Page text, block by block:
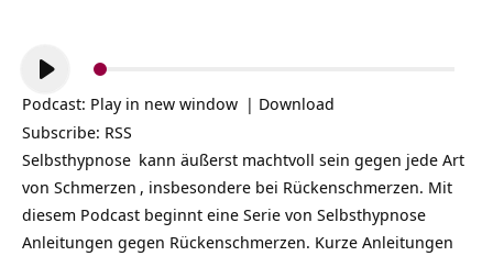
Audio-
Player
Podcast: Play in new window | Download
Subscribe: RSS
Selbsthypnose kann äußerst machtvoll sein gegen jede Art
von Schmerzen , insbesondere bei Rückenschmerzen. Mit
diesem Podcast beginnt eine Serie von Selbsthypnose
Anleitungen gegen Rückenschmerzen. Kurze Anleitungen